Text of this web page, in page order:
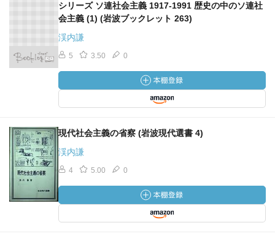
シリーズ ソ連社会主義 1917‐1991 歴史の中のソ連社
会主義 (1) (岩波ブックレット 263)
渓内謙
5 3.50 0
現代社会主義の省察 (岩波現代選書 4)
渓内謙
4 5.00 0